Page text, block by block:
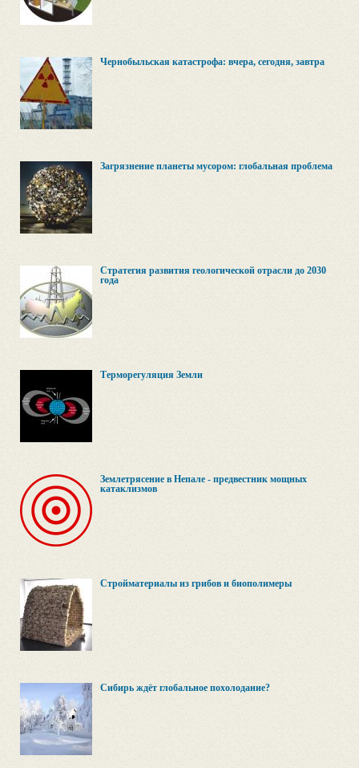
Чернобыльская катастрофа: вчера, сегодня, завтра
Загрязнение планеты мусором: глобальная проблема
Стратегия развития геологической отрасли до 2030
года
Терморегуляция Земли
Землетрясение в Непале - предвестник мощных
катаклизмов
Стройматериалы из грибов и биополимеры
Сибирь ждёт глобальное похолодание?